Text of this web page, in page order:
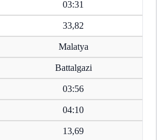
03:31
33,82
Malatya
Battalgazi
03:56
04:10
13,69